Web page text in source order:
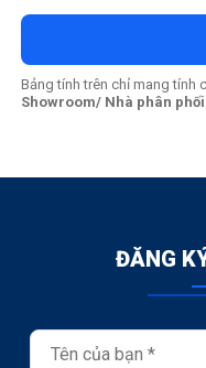
Bảng tính trên chỉ mang tính
Showroom/ Nhà phân phối
ĐĂNG